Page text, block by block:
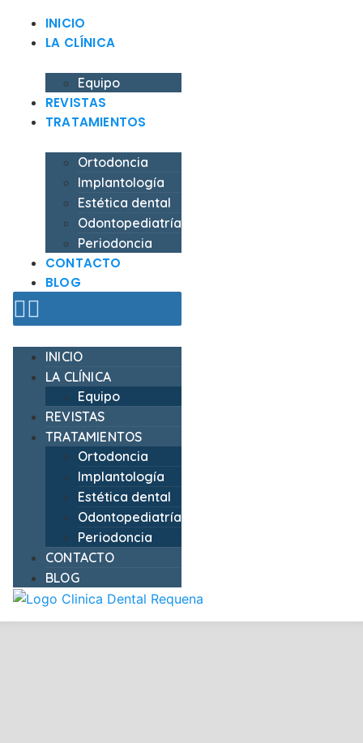
INICIO
LA CLÍNICA
Equipo
REVISTAS
TRATAMIENTOS
Ortodoncia
Implantología
Estética dental
Odontopediatría
Periodoncia
CONTACTO
BLOG
INICIO
LA CLÍNICA
Equipo
REVISTAS
TRATAMIENTOS
Ortodoncia
Implantología
Estética dental
Odontopediatría
Periodoncia
CONTACTO
BLOG